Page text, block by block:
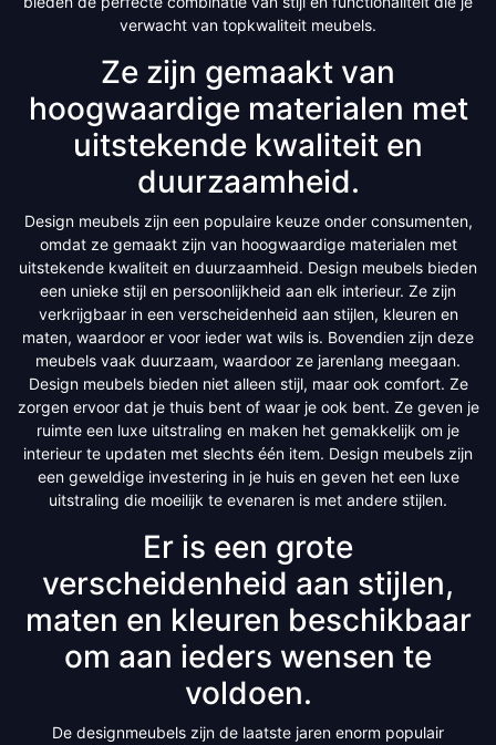
verwacht van topkwaliteit meubels.
Ze zijn gemaakt van
hoogwaardige materialen met
uitstekende kwaliteit en
duurzaamheid.
Design meubels zijn een populaire keuze onder consumenten,
omdat ze gemaakt zijn van hoogwaardige materialen met
uitstekende kwaliteit en duurzaamheid. Design meubels bieden
een unieke stijl en persoonlijkheid aan elk interieur. Ze zijn
verkrijgbaar in een verscheidenheid aan stijlen, kleuren en
maten, waardoor er voor ieder wat wils is. Bovendien zijn deze
meubels vaak duurzaam, waardoor ze jarenlang meegaan.
Design meubels bieden niet alleen stijl, maar ook comfort. Ze
zorgen ervoor dat je thuis bent of waar je ook bent. Ze geven je
ruimte een luxe uitstraling en maken het gemakkelijk om je
interieur te updaten met slechts één item. Design meubels zijn
een geweldige investering in je huis en geven het een luxe
uitstraling die moeilijk te evenaren is met andere stijlen.
Er is een grote
verscheidenheid aan stijlen,
maten en kleuren beschikbaar
om aan ieders wensen te
voldoen.
De designmeubels zijn de laatste jaren enorm populair